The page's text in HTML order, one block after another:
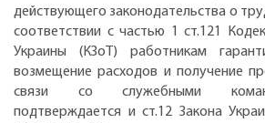
действующего законодательства о
соответствии с частью 1 ст.121
Украины (КЗоТ) работникам
возмещение расходов и получение
связи со служебными
подтверждается и ст.12 Закона